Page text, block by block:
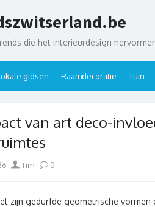
die het interieurdesign
gidsen Raamdecoratie Tuin
van art deco-
Author
Tim 0
zijn gedurfde geometrische